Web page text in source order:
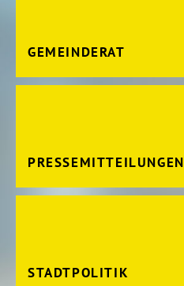
GEMEINDERAT
PRESSEMITTEILUNGEN
STADTPOLITIK